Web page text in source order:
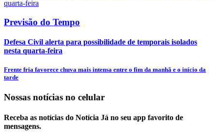
Previsão do Tempo
Defesa Civil alerta para possibilidade de temporais isolados
nesta quarta-feira
Frente fria favorece chuva mais intensa entre o fim da manhã e o início da
tarde
Nossas notícias no celular
Receba as notícias do Notícia Já no seu app favorito de
mensagens.